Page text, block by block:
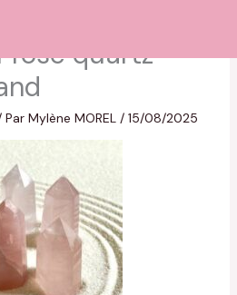
quartz
Par Mylène MOREL / 15/08/2025